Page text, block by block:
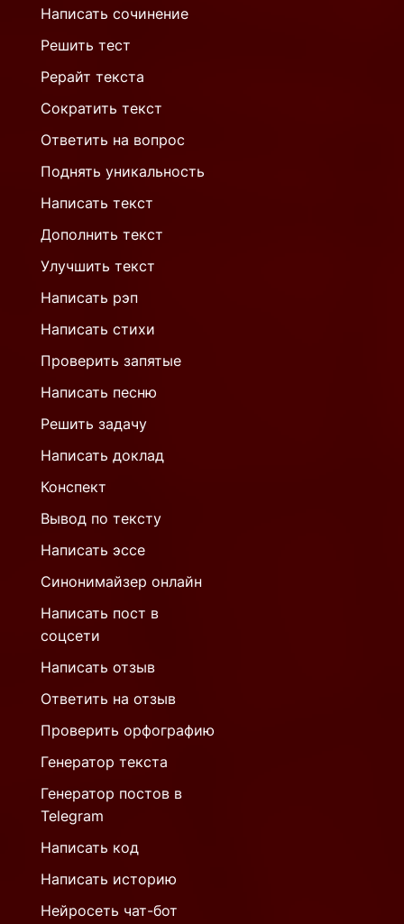
Написать сочинение
Решить тест
Рерайт текста
Сократить текст
Ответить на вопрос
Поднять уникальность
Написать текст
Дополнить текст
Улучшить текст
Написать рэп
Написать стихи
Проверить запятые
Написать песню
Решить задачу
Написать доклад
Конспект
Вывод по тексту
Написать эссе
Синонимайзер онлайн
Написать пост в
соцсети
Написать отзыв
Ответить на отзыв
Проверить орфографию
Генератор текста
Генератор постов в
Telegram
Написать код
Написать историю
Нейросеть чат-бот